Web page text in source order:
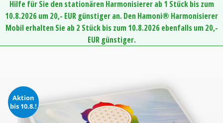
Hilfe für Sie den stationären Harmonisierer ab 1 Stück bis zum
10.8.2026 um 20,- EUR günstiger an. Den Hamoni® Harmonisierer
Mobil erhalten Sie ab 2 Stück bis zum 10.8.2026 ebenfalls um 20,-
EUR günstiger.
Aktion
bis 10.8.!